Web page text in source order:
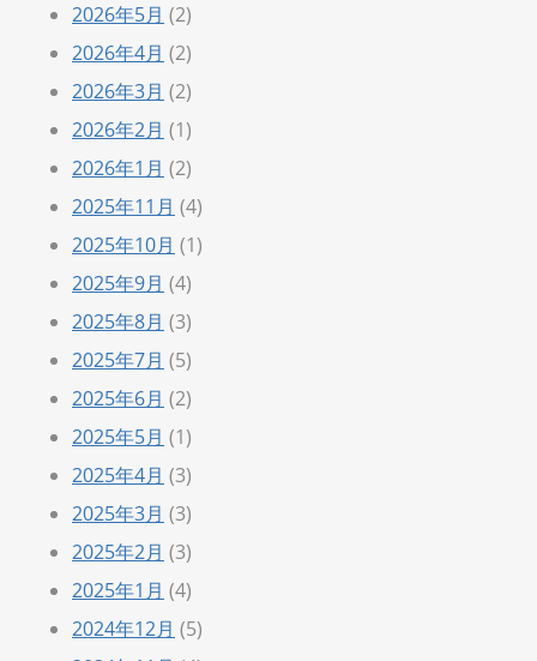
2026年5月 (2)
2026年4月 (2)
2026年3月 (2)
2026年2月 (1)
2026年1月 (2)
2025年11月 (4)
2025年10月 (1)
2025年9月 (4)
2025年8月 (3)
2025年7月 (5)
2025年6月 (2)
2025年5月 (1)
2025年4月 (3)
2025年3月 (3)
2025年2月 (3)
2025年1月 (4)
2024年12月 (5)